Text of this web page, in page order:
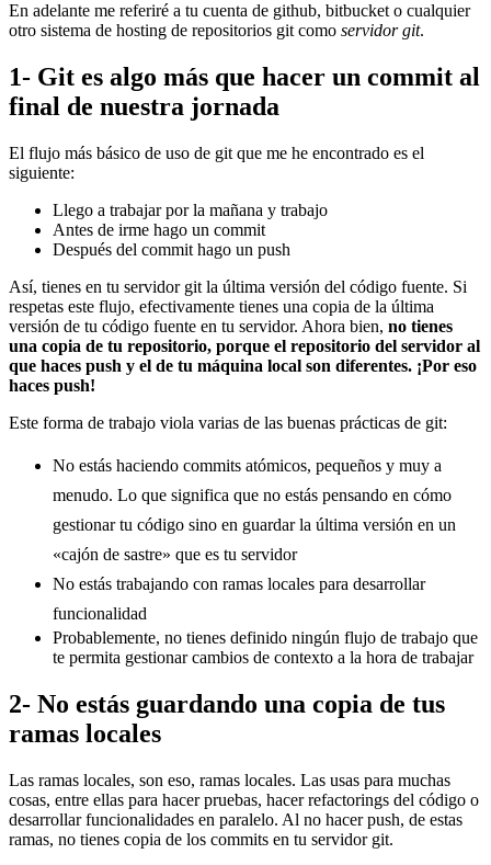
En adelante me referiré a tu cuenta de github, bitbucket o cualquier
otro sistema de hosting de repositorios git como servidor git.
1- Git es algo más que hacer un commit al
final de nuestra jornada
El flujo más básico de uso de git que me he encontrado es el
siguiente:
Llego a trabajar por la mañana y trabajo
Antes de irme hago un commit
Después del commit hago un push
Así, tienes en tu servidor git la última versión del código fuente. Si
respetas este flujo, efectivamente tienes una copia de la última
versión de tu código fuente en tu servidor. Ahora bien, no tienes
una copia de tu repositorio, porque el repositorio del servidor al
que haces push y el de tu máquina local son diferentes. ¡Por eso
haces push!
Este forma de trabajo viola varias de las buenas prácticas de git:
No estás haciendo commits atómicos, pequeños y muy a
menudo. Lo que significa que no estás pensando en cómo
gestionar tu código sino en guardar la última versión en un
«cajón de sastre» que es tu servidor
No estás trabajando con ramas locales para desarrollar
funcionalidad
Probablemente, no tienes definido ningún flujo de trabajo que
te permita gestionar cambios de contexto a la hora de trabajar
2- No estás guardando una copia de tus
ramas locales
Las ramas locales, son eso, ramas locales. Las usas para muchas
cosas, entre ellas para hacer pruebas, hacer refactorings del código o
desarrollar funcionalidades en paralelo. Al no hacer push, de estas
ramas, no tienes copia de los commits en tu servidor git.